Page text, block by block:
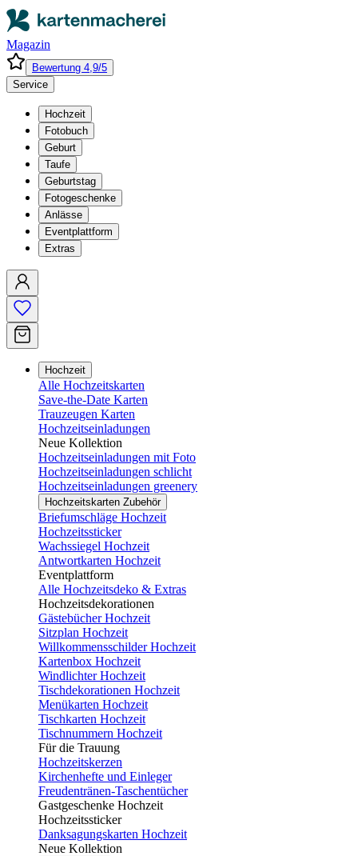
Magazin
Bewertung 4,9/5
Service
Hochzeit
Fotobuch
Geburt
Taufe
Geburtstag
Fotogeschenke
Anlässe
Eventplattform
Extras
Hochzeit
Alle Hochzeitskarten
Save-the-Date Karten
Trauzeugen Karten
Hochzeitseinladungen
Neue Kollektion
Hochzeitseinladungen mit Foto
Hochzeitseinladungen schlicht
Hochzeitseinladungen greenery
Hochzeitskarten Zubehör
Briefumschläge Hochzeit
Hochzeitssticker
Wachssiegel Hochzeit
Antwortkarten Hochzeit
Eventplattform
Alle Hochzeitsdeko & Extras
Hochzeitsdekorationen
Gästebücher Hochzeit
Sitzplan Hochzeit
Willkommensschilder Hochzeit
Kartenbox Hochzeit
Windlichter Hochzeit
Tischdekorationen Hochzeit
Menükarten Hochzeit
Tischkarten Hochzeit
Tischnummern Hochzeit
Für die Trauung
Hochzeitskerzen
Kirchenhefte und Einleger
Freudentränen-Taschentücher
Gastgeschenke Hochzeit
Hochzeitssticker
Danksagungskarten Hochzeit
Neue Kollektion